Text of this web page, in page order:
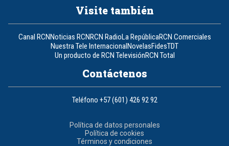
Visite también
Canal RCNNoticias RCNRCN RadioLa RepúblicaRCN Comerciales
Nuestra Tele InternacionalNovelasFidesTDT
Un producto de RCN TelevisiónRCN Total
Contáctenos
Teléfono +57 (601) 426 92 92
Política de datos personales
Política de cookies
Términos y condiciones